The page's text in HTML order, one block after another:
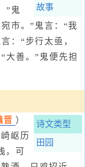
故事
”鬼
市。”鬼言：“我
：“步行太亟，
大善。”鬼便先担
诗文类型
田园
晋 ）
岖历
，可